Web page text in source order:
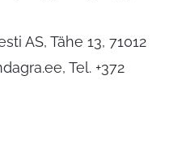
AS, Tähe 13, 71012
, Tel. +372